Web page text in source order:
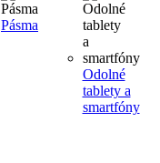
Pásma
Odolné
tablety a
smartfóny